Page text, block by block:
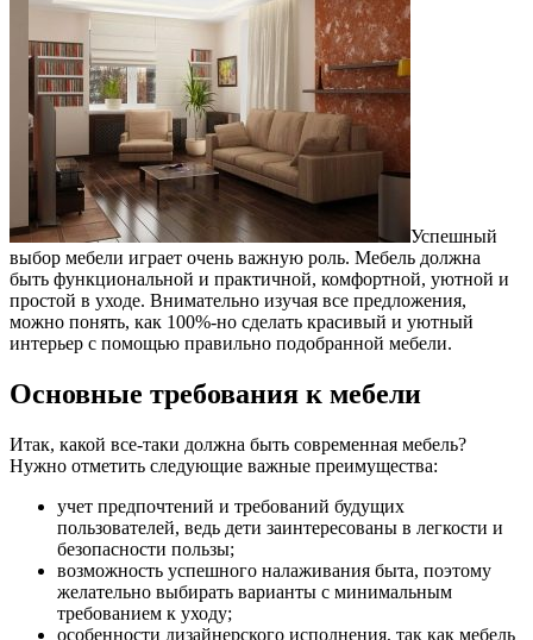
Успешный
выбор мебели играет очень важную роль. Мебель должна
быть функциональной и практичной, комфортной, уютной и
простой в уходе. Внимательно изучая все предложения,
можно понять, как 100%-но сделать красивый и уютный
интерьер с помощью правильно подобранной мебели.
Основные требования к мебели
Итак, какой все-таки должна быть современная мебель?
Нужно отметить следующие важные преимущества:
учет предпочтений и требований будущих
пользователей, ведь дети заинтересованы в легкости и
безопасности пользы;
возможность успешного налаживания быта, поэтому
желательно выбирать варианты с минимальным
требованием к уходу;
особенности дизайнерского исполнения, так как мебель